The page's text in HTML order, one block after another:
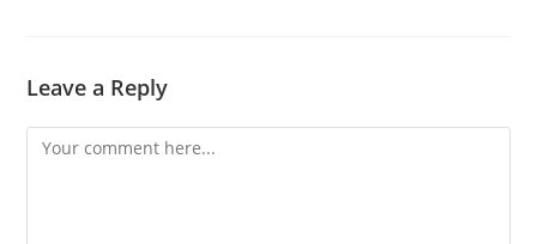
Leave a Reply
Comment